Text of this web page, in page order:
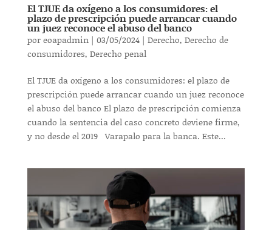
El TJUE da oxígeno a los consumidores: el
plazo de prescripción puede arrancar cuando
un juez reconoce el abuso del banco
poreoapadmin| 03/05/2024| Derecho, Derecho de
consumidores, Derecho penal
El TJUE da oxígeno a los consumidores: el plazo de
prescripción puede arrancar cuando un juez reconoce
el abuso del banco El plazo de prescripción comienza
cuando la sentencia del caso concreto deviene firme,
y no desde el 2019 Varapalo para la banca. Este...